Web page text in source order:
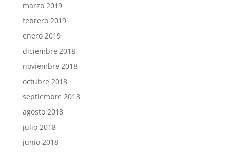
marzo 2019
febrero 2019
enero 2019
diciembre 2018
noviembre 2018
octubre 2018
septiembre 2018
agosto 2018
julio 2018
junio 2018